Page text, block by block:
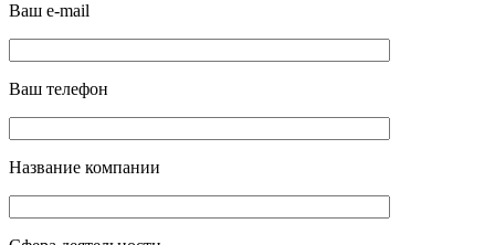
Ваш e-mail
Ваш телефон
Название компании